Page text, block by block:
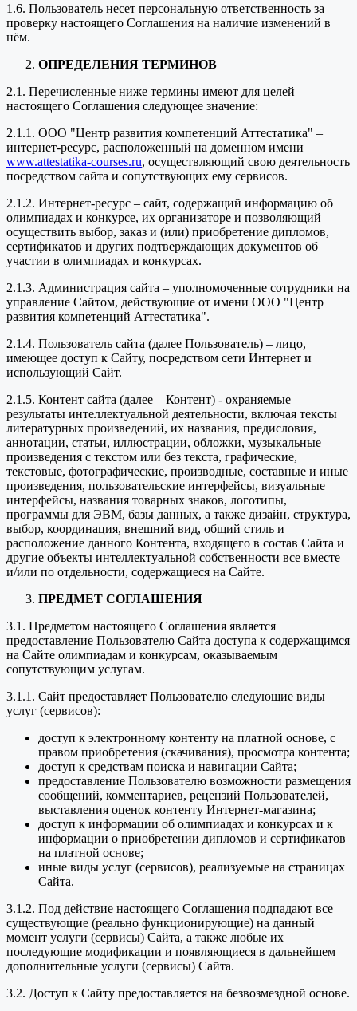
1.6. Пользователь несет персональную ответственность за
проверку настоящего Соглашения на наличие изменений в
нём.
ОПРЕДЕЛЕНИЯ ТЕРМИНОВ
2.1. Перечисленные ниже термины имеют для целей
настоящего Соглашения следующее значение:
2.1.1. ООО "Центр развития компетенций Аттестатика" –
интернет-ресурс, расположенный на доменном имени
www.attestatika-courses.ru, осуществляющий свою деятельность
посредством сайта и сопутствующих ему сервисов.
2.1.2. Интернет-ресурс – сайт, содержащий информацию об
олимпиадах и конкурсе, их организаторе и позволяющий
осуществить выбор, заказ и (или) приобретение дипломов,
сертификатов и других подтверждающих документов об
участии в олимпиадах и конкурсах.
2.1.3. Администрация сайта – уполномоченные сотрудники на
управление Сайтом, действующие от имени ООО "Центр
развития компетенций Аттестатика".
2.1.4. Пользователь сайта (далее Пользователь) – лицо,
имеющее доступ к Сайту, посредством сети Интернет и
использующий Сайт.
2.1.5. Контент сайта (далее – Контент) - охраняемые
результаты интеллектуальной деятельности, включая тексты
литературных произведений, их названия, предисловия,
аннотации, статьи, иллюстрации, обложки, музыкальные
произведения с текстом или без текста, графические,
текстовые, фотографические, производные, составные и иные
произведения, пользовательские интерфейсы, визуальные
интерфейсы, названия товарных знаков, логотипы,
программы для ЭВМ, базы данных, а также дизайн, структура,
выбор, координация, внешний вид, общий стиль и
расположение данного Контента, входящего в состав Сайта и
другие объекты интеллектуальной собственности все вместе
и/или по отдельности, содержащиеся на Сайте.
ПРЕДМЕТ СОГЛАШЕНИЯ
3.1. Предметом настоящего Соглашения является
предоставление Пользователю Сайта доступа к содержащимся
на Сайте олимпиадам и конкурсам, оказываемым
сопутствующим услугам.
3.1.1. Сайт предоставляет Пользователю следующие виды
услуг (сервисов):
доступ к электронному контенту на платной основе, с
правом приобретения (скачивания), просмотра контента;
доступ к средствам поиска и навигации Сайта;
предоставление Пользователю возможности размещения
сообщений, комментариев, рецензий Пользователей,
выставления оценок контенту Интернет-магазина;
доступ к информации об олимпиадах и конкурсах и к
информации о приобретении дипломов и сертификатов
на платной основе;
иные виды услуг (сервисов), реализуемые на страницах
Сайта.
3.1.2. Под действие настоящего Соглашения подпадают все
существующие (реально функционирующие) на данный
момент услуги (сервисы) Сайта, а также любые их
последующие модификации и появляющиеся в дальнейшем
дополнительные услуги (сервисы) Сайта.
3.2. Доступ к Сайту предоставляется на безвозмездной основе.